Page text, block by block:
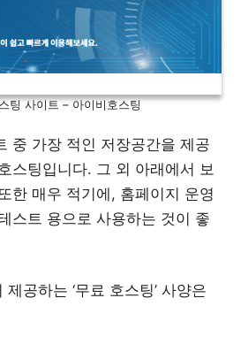
팅 사이트 – 아이비호스팅
중 가장 적인 저장공간을 제공
스팅입니다. 그 외 아래에서 보
한 매우 적기에, 홈페이지 운영
스트 용으로 사용하는 것이 좋
공하는 ‘무료 호스팅’ 사양은